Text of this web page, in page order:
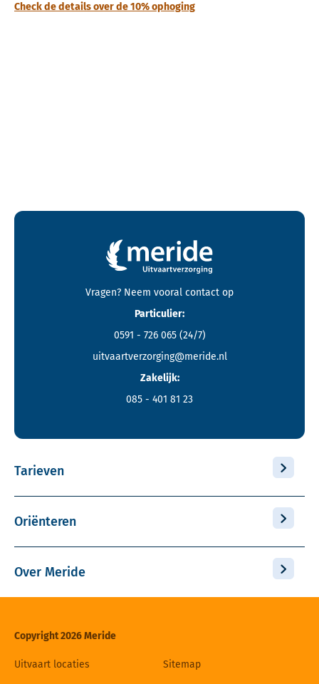
Check de details over de 10% ophoging
Contactgegevens en footer menu van Meride
Vragen? Neem vooral contact op
Particulier:
0591 - 726 065 (24/7)
uitvaartverzorging@meride.nl
Zakelijk:
085 - 401 81 23
Tarieven
Oriënteren
Over Meride
Copyright 2026 Meride
Uitvaart locaties Sitemap